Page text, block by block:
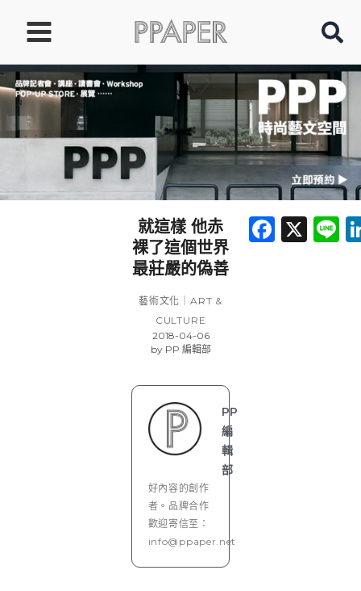
要
內
就這樣 他赤
裸了這個世界
最莊嚴的偽善
藝術文化｜ART &
CULTURE
2018-04-06
byPP 編輯部
PP
編
輯
部
好內容的創作
者。品牌合作
歡迎寄信至：
info@ppaper.net
X